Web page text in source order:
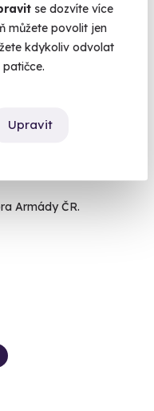
se dozvíte více
můžete povolit jen
kdykoliv odvolat
Upravit
Armády ČR.